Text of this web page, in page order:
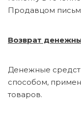
Продавцом
Возврат
Денежные
способом,
товаров.